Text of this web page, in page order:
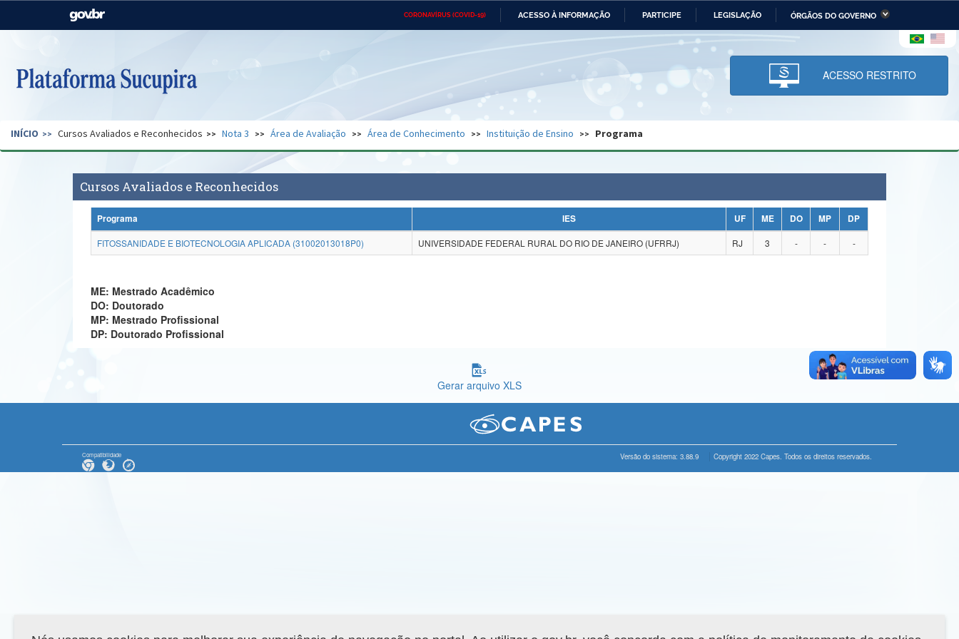
CORONAVÍRUS (COVID-19) ACESSO À INFORMAÇÃO PARTICIPE LEGISLAÇÃO ÓRGÃOS DO GOVERNO
Casa Civil Ministério das Relações Ministério da Economia Ministério da Infraestrutura
Pecuária e Abastecimento
Ministério da Ciência,
Tecnologia, Inovações e
Comunicações
Ministério do Desenvolvimento
Regional e dos Direitos Humanos
Secretaria de Governo Gabinete de Segurança Advocacia-Geral da União Banco Central do Brasil Planalto
ACESSO RESTRITO
INÍCIO Cursos Avaliados e Reconhecidos Nota 3 Área de Avaliação Área de Conhecimento Instituição de Ensino Programa
Cursos Avaliados e Reconhecidos
Programa IES UF ME DO MP
DP
FITOSSANIDADE E BIOTECNOLOGIA APLICADA (31002013018P0)
UNIVERSIDADE FEDERAL RURAL DO RIO DE JANEIRO (UFRRJ) RJ 3 - - -
ME: Mestrado Acadêmico
DO: Doutorado
MP: Mestrado Profissional
DP: Doutorado Profissional
Gerar arquivo XLS
Compatibilidade Versão do sistema: 3.88.9 Copyright 2022 Capes. Todos os direitos reservados.